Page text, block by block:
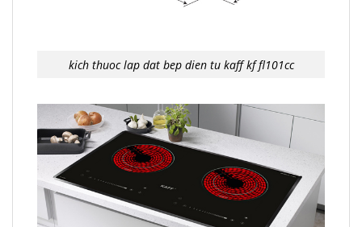
kich thuoc lap dat bep dien tu kaff kf fl101cc